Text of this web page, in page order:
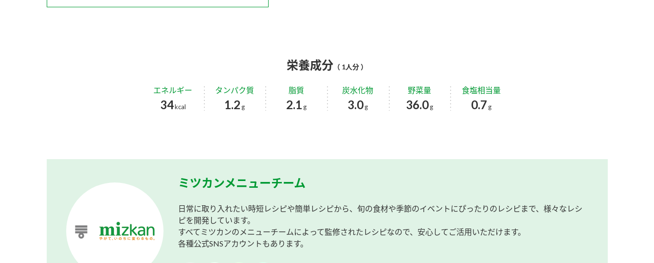
栄養成分 （ 1人分 ）
エネルギー
34kcal
タンパク質
1.2 g
脂質
2.1 g
炭水化物
3.0g
野菜量
36.0g
食塩相当量
0.7 g
ミツカンメニューチーム
日常に取り入れたい時短レシピや簡単レシピから、旬の食材や季節のイベントにぴったりのレシピまで、様々なレシ
ピを開発しています。
すべてミツカンのメニューチームによって監修されたレシピなので、安心してご活用いただけます。
各種公式SNSアカウントもあります。